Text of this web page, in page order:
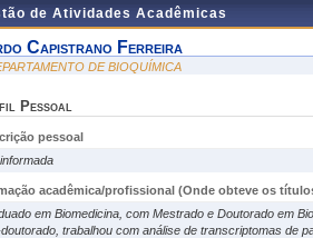
de Atividades Acadêmicas
Capistrano Ferreira
DE BIOQUÍMICA
Pessoal
pessoal
acadêmica/profissional (Onde obteve os
em Biomedicina, com Mestrado e Doutorado em
trabalhou com análise de transcriptomas de